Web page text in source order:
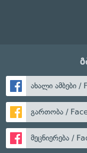
ახალი ამბები /
გართობა /
მეცნიერება /